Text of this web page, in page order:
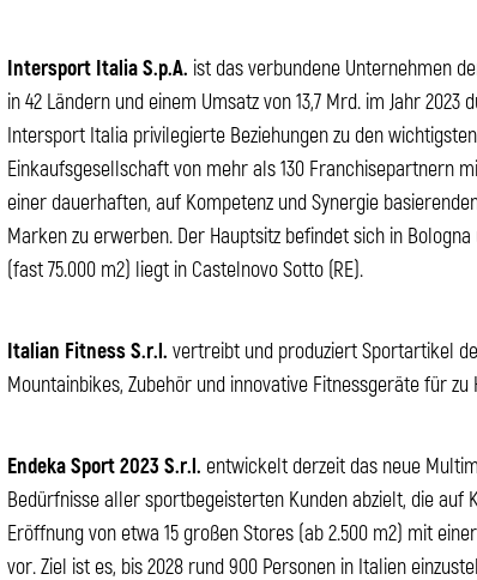
Intersport Italia S.p.A. ist das verbundene Unternehmen
in 42 Ländern und einem Umsatz von 13,7 Mrd. im Jahr
Intersport Italia privilegierte Beziehungen zu den
Einkaufsgesellschaft von mehr als 130 Franchisepartnern
einer dauerhaften, auf Kompetenz und Synergie
Marken zu erwerben. Der Hauptsitz befindet sich in
(fast 75.000 m2) liegt in Castelnovo Sotto (RE).
Italian Fitness S.r.l.vertreibt und produziert Sportartikel
Mountainbikes, Zubehör und innovative Fitnessgeräte für zu
Endeka Sport 2023 S.r.l. entwickelt derzeit das neue
Bedürfnisse aller sportbegeisterten Kunden abzielt, die
Eröffnung von etwa 15 großen Stores (ab 2.500 m2) mit
vor. Ziel ist es, bis 2028 rund 900 Personen in Italien